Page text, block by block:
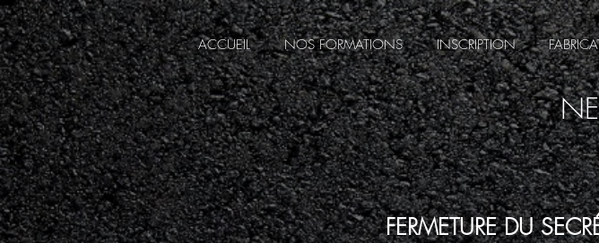
ACCUEIL NOS FORMATIONS INSCRIPTION
FERMETURE DU